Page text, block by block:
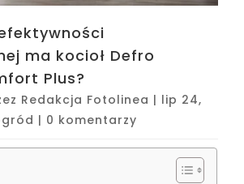
ma kocioł Defro
Plus?
Redakcja Fotolinea | lip 24,
| 0 komentarzy